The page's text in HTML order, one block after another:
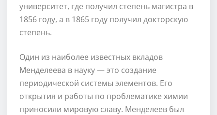
университет, где получил степень магистра в
1856 году, а в 1865 году получил докторскую
степень.
Один из наиболее известных вкладов
Менделеева в науку — это создание
периодической системы элементов. Его
открытия и работы по проблематике химии
приносили мировую славу. Менделеев был